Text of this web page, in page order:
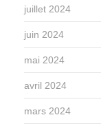
juillet 2024
juin 2024
mai 2024
avril 2024
mars 2024